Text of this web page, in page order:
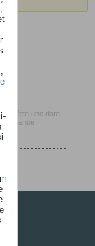
être une date